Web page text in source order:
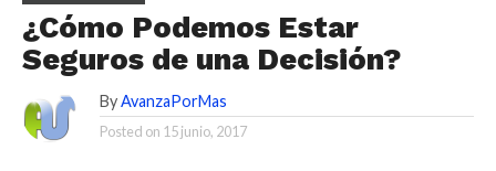
¿Cómo Podemos Estar
Seguros de una Decisión?
By AvanzaPorMas
Posted on 15 junio, 2017